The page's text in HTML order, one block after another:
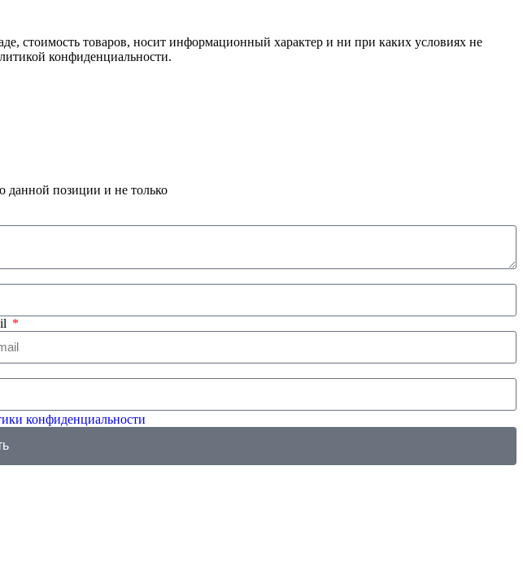
стоимость товаров, носит информационный характер и ни при каких условиях не
конфиденциальности.
данной позиции и не только
конфиденциальности